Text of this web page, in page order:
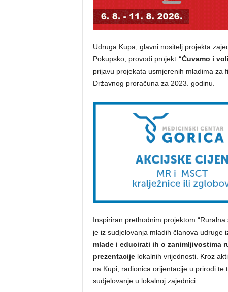
Udruga Kupa, glavni nositelj projekta
Pokupsko, provodi projekt “Čuvamo i
prijavu projekata usmjerenih mladima za
Državnog proračuna za 2023. godinu.
Inspiriran prethodnim projektom
je iz sudjelovanja mladih članova udruge
mlade i educirati ih o zanimljivostima
prezentacijelokalnih vrijednosti. Kroz
na Kupi, radionica orijentacije u prirodi
sudjelovanje u lokalnoj zajednici.